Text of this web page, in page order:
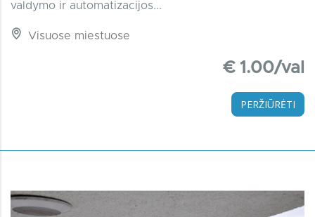
valdymo ir automatizacijos...
Visuose miestuose
€ 1.00/val
PERŽIŪRĖTI